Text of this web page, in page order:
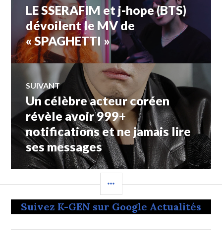
de
l’article
Article
précédent :
LE SSERAFIM et j-hope (BTS)
dévoilent le MV de
« SPAGHETTI »
SUIVANT
Article
Suivant:
Un célèbre acteur coréen
révèle avoir 999+
notifications et ne jamais lire
ses messages
LATÉRALE
Suivez K-GEN sur Google Actualités